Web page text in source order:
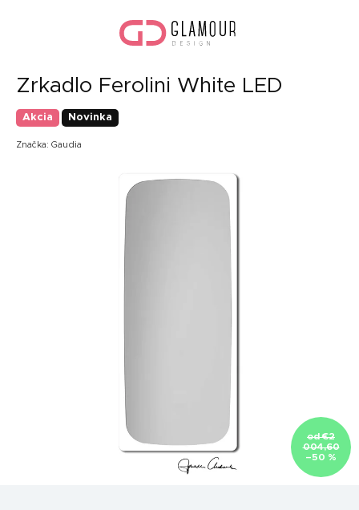
Zrkadlo Ferolini White LED
Akcia Novinka
Značka: Gaudia
od €2
004,60
–50 %